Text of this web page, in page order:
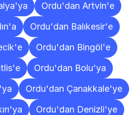
Ordu'dan Artvin'e
Ordu'dan Balıkesir'e
Ordu'dan Bingöl'e
Ordu'dan Bolu'ya
Ordu'dan Çanakkale'ye
Ordu'dan Denizli'ye